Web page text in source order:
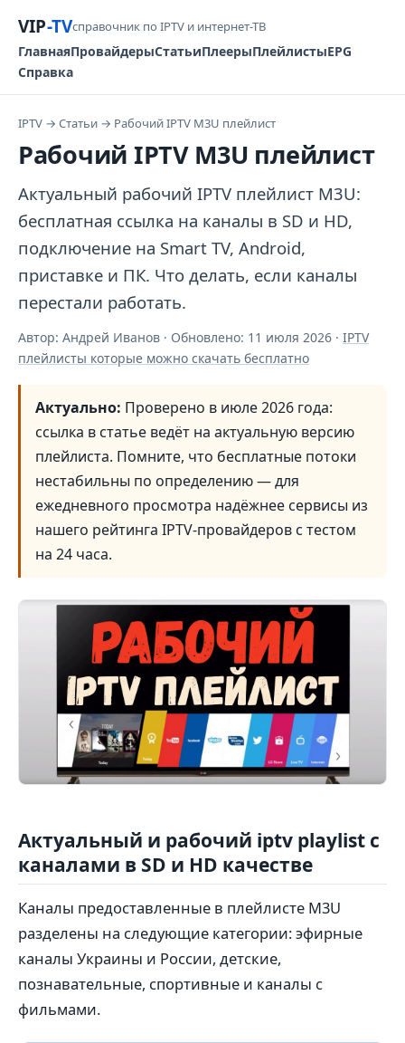
VIP-TVсправочник по IPTV и интернет-ТВ
ГлавнаяПровайдерыСтатьиПлеерыПлейлистыEPG
Справка
IPTV → Статьи → Рабочий IPTV M3U плейлист
Рабочий IPTV M3U плейлист
Актуальный рабочий IPTV плейлист M3U:
бесплатная ссылка на каналы в SD и HD,
подключение на Smart TV, Android,
приставке и ПК. Что делать, если каналы
перестали работать.
Автор: Андрей Иванов · Обновлено: 11 июля 2026 · IPTV
плейлисты которые можно скачать бесплатно
Актуально: Проверено в июле 2026 года:
ссылка в статье ведёт на актуальную версию
плейлиста. Помните, что бесплатные потоки
нестабильны по определению — для
ежедневного просмотра надёжнее сервисы из
нашего рейтинга IPTV-провайдеров с тестом
на 24 часа.
Актуальный и рабочий iptv playlist с
каналами в SD и HD качестве
Каналы предоставленные в плейлисте M3U
разделены на следующие категории: эфирные
каналы Украины и России, детские,
познавательные, спортивные и каналы с
фильмами.